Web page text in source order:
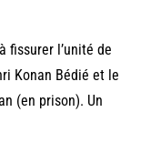
fissurer l’unité de
Konan Bédié et le
(en prison). Un